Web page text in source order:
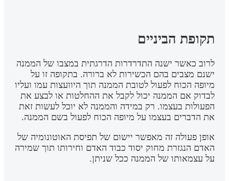
תקופת הביניים
לרוב כאשר ישנה התדרדרות הדרגתית במצבו של הממנה
ישנם מצבים בהם הכשירות לא ברורה. בתקופה זו על
מיופה הכוח לפעול לטובת הממנה תוך היוועצות עמו ועליו
לבדוק אם הממנה יכול לקבל את ההחלטות או לבצע את
הפעולות בעצמו. רק במידה והממנה לא יוכל לעשות זאת
את הדברים בעצמו על מיופה הכוח לפעול בשם הממנה.
אופן פעולה זה מאפשר יישום של תפיסת האוטונומיה של
האדם הנגזרת מחוק יסוד כבוד האדם וחירותו תוך שמירה
על עצמאותו של הממנה ככל שניתן.